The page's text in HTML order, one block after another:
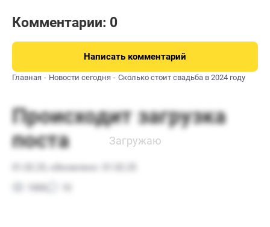
Комментарии: 0
Написать комментарий
Главная Новости сегодня Сколько стоит свадьба в 2024 году